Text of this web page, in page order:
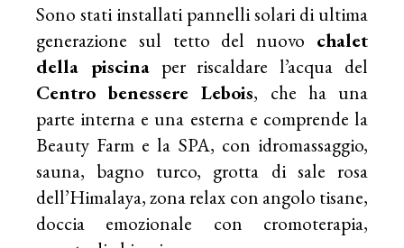
Sono stati installati pannelli solari di ultima
generazione sul tetto del nuovo chalet
della piscinaper riscaldare l’acqua del
Centro benessere Lebois, che ha una
parte interna e una esterna e comprende la
Beauty Farm e la SPA, con idromassaggio,
sauna, bagno turco, grotta di sale rosa
dell’Himalaya, zona relax con angolo tisane,
doccia emozionale con cromoterapia,